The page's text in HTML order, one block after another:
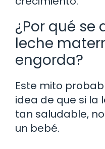
¿Por qué se
leche
engorda?
Este mito
idea de que si la
tan saludable,
un bebé.